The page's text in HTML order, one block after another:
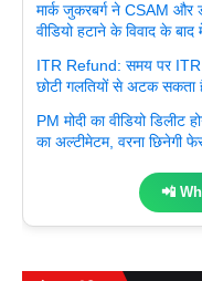
मार्क जुकरबर्ग ने CSAM और
वीडियो हटाने के विवाद के बाद
ITR Refund: समय पर ITR
छोटी गलतियों से अटक सकता
PM मोदी का वीडियो डिलीट
का अल्टीमेटम, वरना छिनेगी
📲